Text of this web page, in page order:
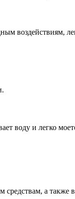
воздействиям,
воду и легко
а также